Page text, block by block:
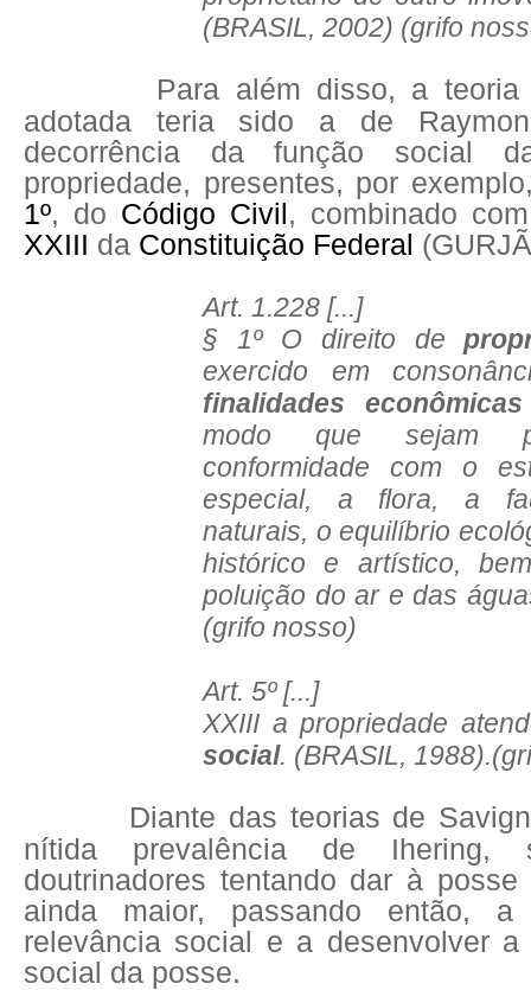
(BRASIL, 2002) (grifo
Para além disso, a teoria
adotada teria sido a de
decorrência da função social
propriedade, presentes, por
1º, do Código Civil, combinado
XXIII da Constituição Federal
Art. 1.228 [...]
§ 1º O direito de
exercido em
finalidades
modo que sejam
conformidade com o
especial, a flora, a
naturais, o equilíbrio
histórico e artístico,
poluição do ar e das
(grifo nosso)
Art. 5º [...]
XXIII a propriedade
social. (BRASIL,
Diante das teorias de
nítida prevalência de Ihering,
doutrinadores tentando dar à posse
ainda maior, passando então,
relevância social e a desenvolver
social da posse.